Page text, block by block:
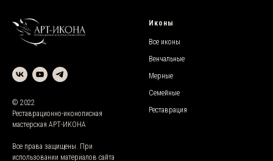
© 2022
Реставрационно-иконописная
мастерская АРТ-ИКОНА
Все права защищены. При
использовании материалов сайта
Иконы
Все иконы
Венчальные
Мерные
Семейные
Реставрация